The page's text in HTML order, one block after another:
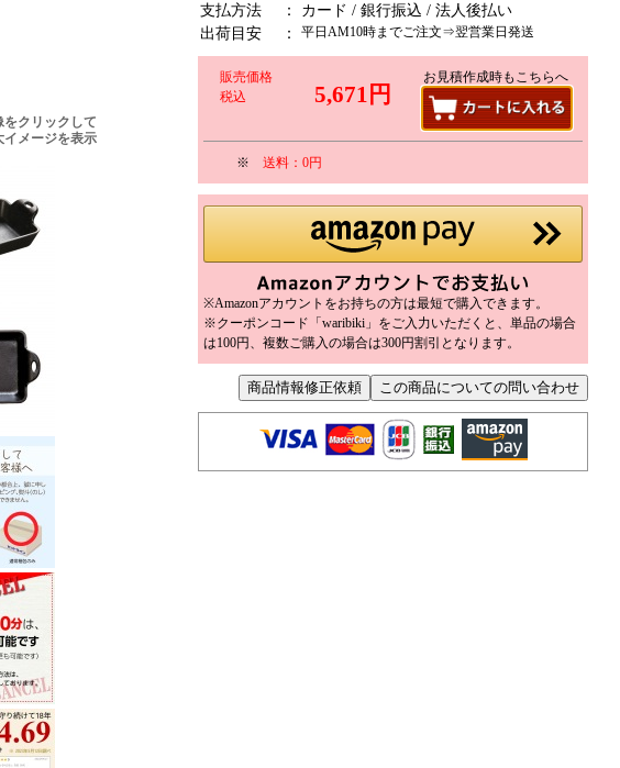
をクリックして
イメージを表示
支払方法
：
カード / 銀行振込 / 法人後払い
出荷目安
： 平日AM10時までご注文⇒翌営業日発送
販売価格
税込
5,671円
お見積作成時もこちらへ
※ 送料：0円
※Amazonアカウントをお持ちの方は最短で購入できます。
※クーポンコード「waribiki」をご入力いただくと、単品の場合
は100円、複数ご購入の場合は300円割引となります。